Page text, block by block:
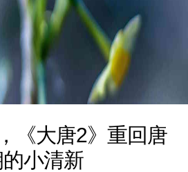
《大唐2》重回唐
小清新